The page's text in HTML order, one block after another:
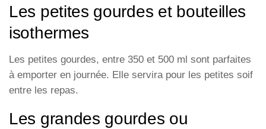
Les petites gourdes et bouteilles
isothermes
Les petites gourdes, entre 350 et 500 ml sont parfaites
à emporter en journée. Elle servira pour les petites soif
entre les repas.
Les grandes gourdes ou